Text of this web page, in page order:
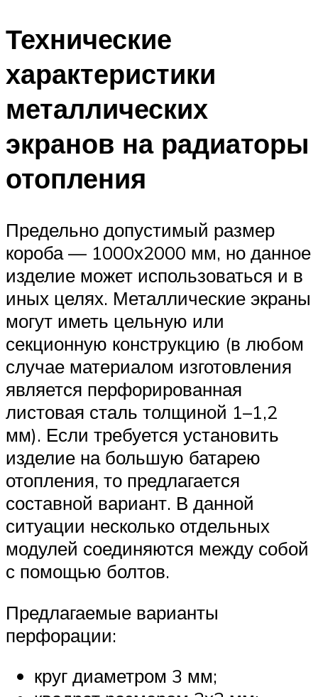
Технические
характеристики
металлических
экранов на радиаторы
отопления
Предельно допустимый размер
короба — 1000х2000 мм, но данное
изделие может использоваться и в
иных целях. Металлические экраны
могут иметь цельную или
секционную конструкцию (в любом
случае материалом изготовления
является перфорированная
листовая сталь толщиной 1–1,2
мм). Если требуется установить
изделие на большую батарею
отопления, то предлагается
составной вариант. В данной
ситуации несколько отдельных
модулей соединяются между собой
с помощью болтов.
Предлагаемые варианты
перфорации:
круг диаметром 3 мм;